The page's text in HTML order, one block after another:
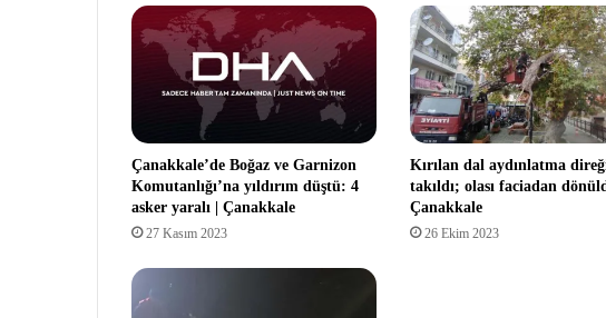
Çanakkale’de Boğaz ve Garnizon
Komutanlığı’na yıldırım düştü: 4
asker yaralı | Çanakkale
27 Kasım 2023
Kırılan dal aydınlatma
takıldı; olası faciadan
Çanakkale
26 Ekim 2023